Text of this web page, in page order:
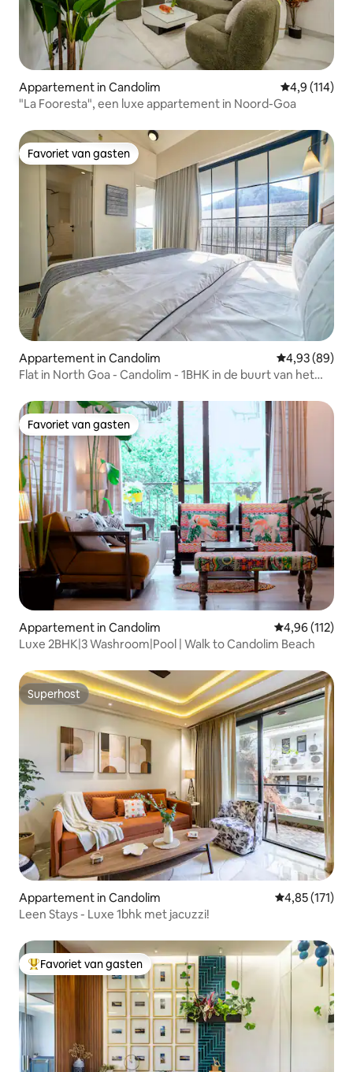
Appartement in Candolim Gemiddelde
4,9 (114)
"La Fooresta", een luxe appartement in Noord-Goa
Favoriet van gasten
Favoriet van gasten
Appartement in Candolim Gemiddelde
4,93 (89)
Flat in North Goa - Candolim - 1BHK in de buurt van het
Favoriet van gasten
Favoriet van gasten
Appartement in Candolim Gemiddelde
4,96 (112)
Luxe 2BHK|3 Washroom|Pool | Walk to Candolim Beach
Superhost
Superhost
Appartement in Candolim Gemiddelde
4,85 (171)
Leen Stays - Luxe 1bhk met jacuzzi!
Topfavoriet van gasten
Favoriet van gasten